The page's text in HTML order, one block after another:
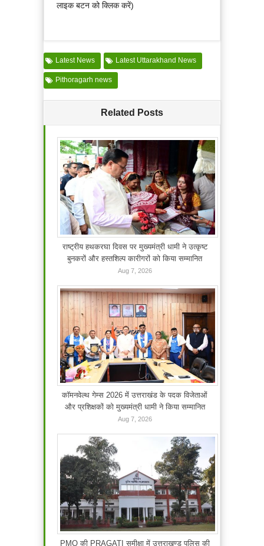
लाइक बटन को क्लिक करें)
Latest News Latest Uttarakhand News
Pithoragarh news
Related Posts
राष्ट्रीय हथकरघा दिवस पर मुख्यमंत्री धामी ने उत्कृष्ट
बुनकरों और हस्तशिल्प कारीगरों को किया सम्मानित
Aug 7, 2026
कॉमनवेल्थ गेम्स 2026 में उत्तराखंड के पदक विजेताओं
और प्रशिक्षकों को मुख्यमंत्री धामी ने किया सम्मानित
Aug 7, 2026
PMO की PRAGATI समीक्षा में उत्तराखण्ड पुलिस की